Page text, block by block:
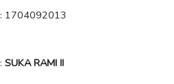
: 1704092013
: SUKA RAMI II